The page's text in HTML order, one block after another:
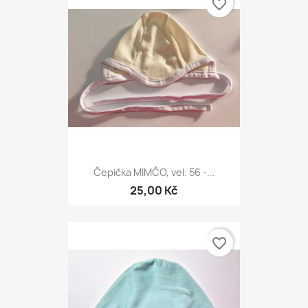
Čepička MIMČO, vel. 56 -...
25,00 Kč
favorite_border
favorite_border